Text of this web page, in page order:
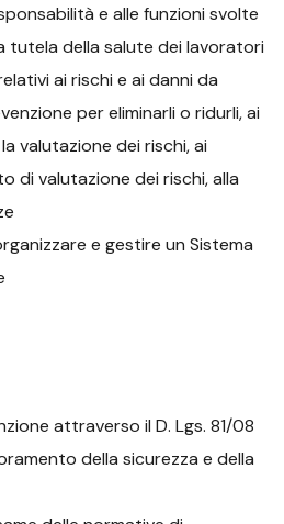
e alle funzioni svolte
tutela della salute dei lavoratori
ai rischi e ai danni da
per eliminarli o ridurli, ai
valutazione dei rischi, ai
di valutazione dei rischi, alla
e gestire un Sistema
attraverso il D. Lgs. 81/08
della sicurezza e della